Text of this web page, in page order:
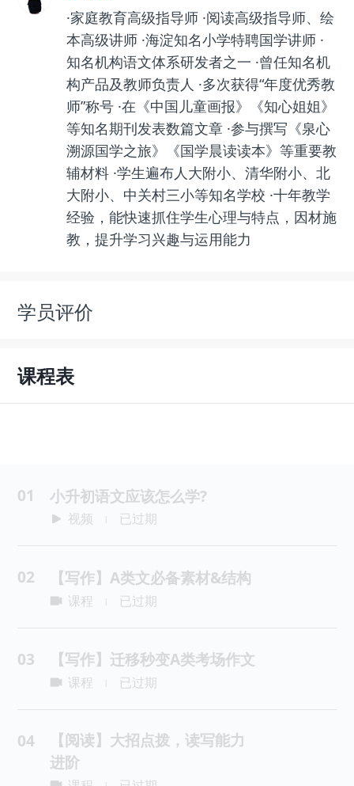
·家庭教育高级指导师 ·阅读高级指导师、绘
本高级讲师 ·海淀知名小学特聘国学讲师 ·
知名机构语文体系研发者之一 ·曾任知名机
构产品及教师负责人 ·多次获得“年度优秀教
师”称号 ·在《中国儿童画报》《知心姐姐》
等知名期刊发表数篇文章 ·参与撰写《泉心
溯源国学之旅》《国学晨读读本》等重要教
辅材料 ·学生遍布人大附小、清华附小、北
大附小、中关村三小等知名学校 ·十年教学
经验，能快速抓住学生心理与特点，因材施
教，提升学习兴趣与运用能力
学员评价
课程表
01 小升初语文应该怎么学?
视频 已过期
02 【写作】A类文必备素材&结构
课程 已过期
03 【写作】迁移秒变A类考场作文
课程 已过期
04
【阅读】大招点拨，读写能力
进阶